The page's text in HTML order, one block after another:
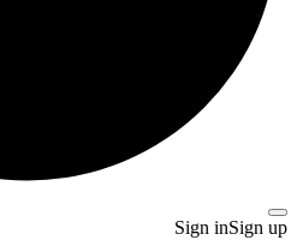
Sign inSign up